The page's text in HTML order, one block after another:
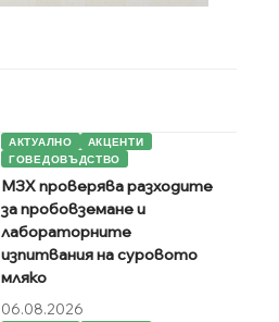
АКТУАЛНО
АКЦЕНТИ
ГОВЕДОВЪДСТВО
МЗХ проверява разходите
за пробовземане и
лабораторните
изпитвания на суровото
мляко
06.08.2026